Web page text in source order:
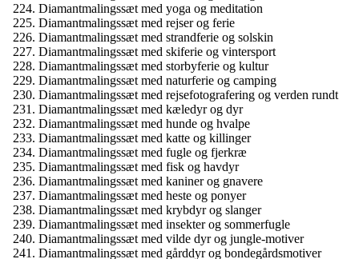
Diamantmalingssæt med yoga og meditation
Diamantmalingssæt med rejser og ferie
Diamantmalingssæt med strandferie og solskin
Diamantmalingssæt med skiferie og vintersport
Diamantmalingssæt med storbyferie og kultur
Diamantmalingssæt med naturferie og camping
Diamantmalingssæt med rejsefotografering og verden rundt
Diamantmalingssæt med kæledyr og dyr
Diamantmalingssæt med hunde og hvalpe
Diamantmalingssæt med katte og killinger
Diamantmalingssæt med fugle og fjerkræ
Diamantmalingssæt med fisk og havdyr
Diamantmalingssæt med kaniner og gnavere
Diamantmalingssæt med heste og ponyer
Diamantmalingssæt med krybdyr og slanger
Diamantmalingssæt med insekter og sommerfugle
Diamantmalingssæt med vilde dyr og jungle-motiver
Diamantmalingssæt med gårddyr og bondegårdsmotiver